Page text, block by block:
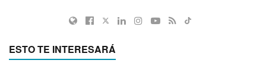
ESTO TE INTERESARÁ